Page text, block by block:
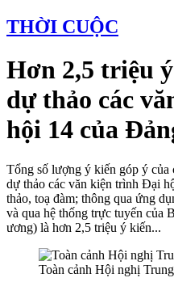
THỜI CUỘC
Hơn 2,5 triệu
dự thảo các
hội 14 của
Tổng số lượng ý kiến góp ý của
dự thảo các văn kiện trình Đại
thảo, toạ đàm; thông qua ứng
và qua hệ thống trực tuyến của
ương) là hơn 2,5 triệu ý kiến...
Toàn cảnh Hội nghị